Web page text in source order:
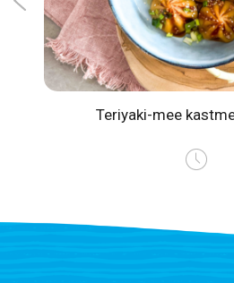
Teriyaki-mee